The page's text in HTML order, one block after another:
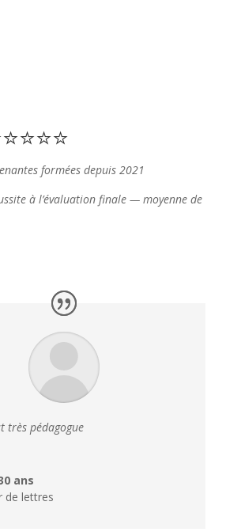
formées depuis 2021
à l’évaluation finale — moyenne de
très pédagogue
ans
de lettres